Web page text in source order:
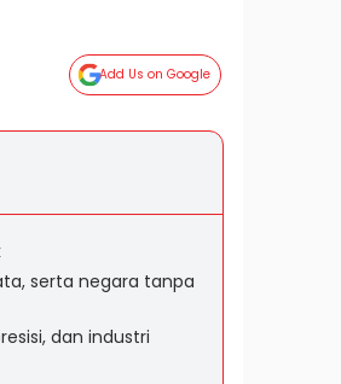
Add Us on Google
serta negara tanpa
dan industri